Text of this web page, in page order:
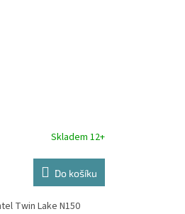
Skladem 12+
Do košíku
Twin Lake N150